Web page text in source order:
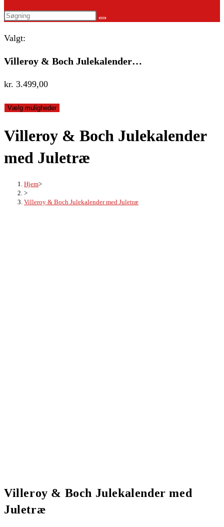
search
Search
website
Valgt:
Villeroy & Boch Julekalender…
kr. 3.499,00
Vælg muligheder
Villeroy & Boch Julekalender
med Juletræ
Hjem>
>
Villeroy & Boch Julekalender med Juletræ
Villeroy & Boch Julekalender med
Juletræ